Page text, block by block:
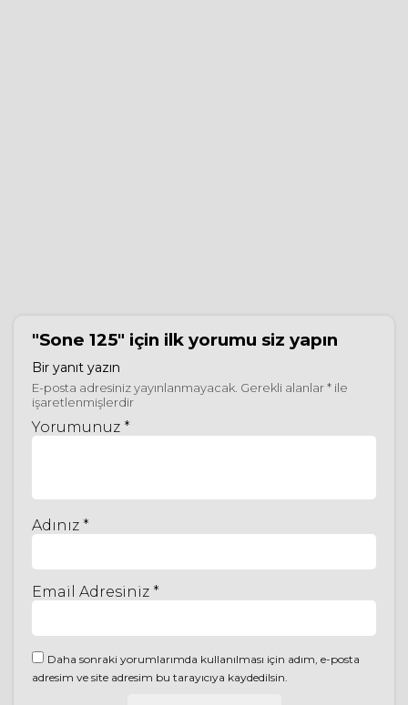
"Sone 125" için ilk yorumu siz yapın
Bir yanıt yazın
E-posta adresiniz yayınlanmayacak. Gerekli alanlar* ile
işaretlenmişlerdir
Yorumunuz *
Adınız *
Email Adresiniz *
Daha sonraki yorumlarımda kullanılması için adım, e-posta
adresim ve site adresim bu tarayıcıya kaydedilsin.